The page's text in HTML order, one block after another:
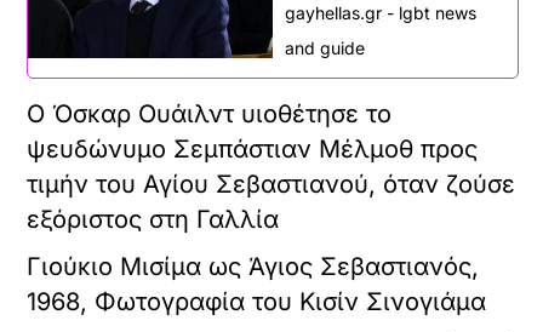
gayhellas.gr - lgbt news
and guide
Ο Όσκαρ Ουάιλντ υιοθέτησε το
ψευδώνυμο Σεμπάστιαν Μέλμοθ προς
τιμήν του Αγίου Σεβαστιανού, όταν ζούσε
εξόριστος στη Γαλλία
Γιούκιο Μισίμα ως Άγιος Σεβαστιανός,
1968, Φωτογραφία του Κισίν Σινογιάμα